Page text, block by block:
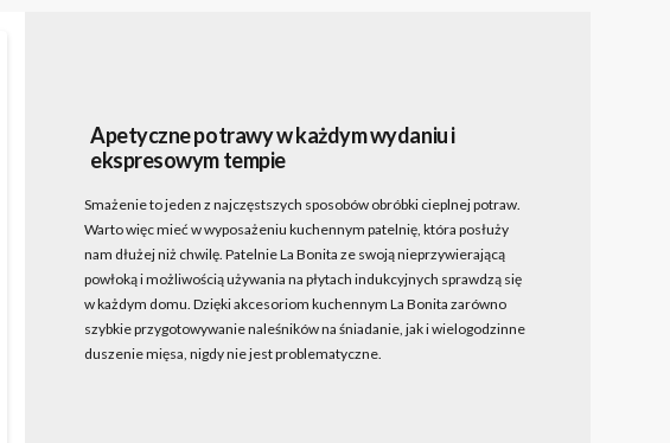
Apetyczne potrawy w każdym wydaniu i
ekspresowym tempie
Smażenie to jeden z najczęstszych sposobów obróbki cieplnej potraw.
Warto więc mieć w wyposażeniu kuchennym patelnię, która posłuży
nam dłużej niż chwilę. Patelnie La Bonita ze swoją nieprzywierającą
powłoką i możliwością używania na płytach indukcyjnych sprawdzą się
w każdym domu. Dzięki akcesoriom kuchennym La Bonita zarówno
szybkie przygotowywanie naleśników na śniadanie, jak i wielogodzinne
duszenie mięsa, nigdy nie jest problematyczne.